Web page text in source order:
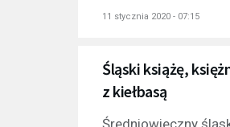
11 stycznia 2020 - 07:15
Śląski książę,
z kiełbasą
Średniowieczny